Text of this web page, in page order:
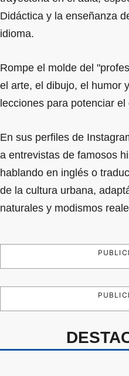
Didáctica y la enseñanza
idioma.
Rompe el molde del
el arte, el dibujo, el humor
lecciones para potenciar
En sus perfiles de
a entrevistas de famosos
hablando en inglés o
de la cultura urbana,
naturales y modismos